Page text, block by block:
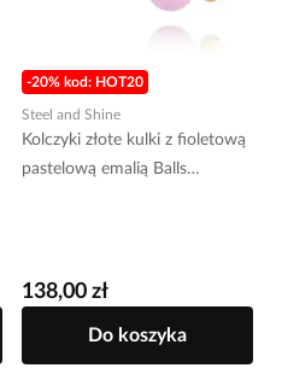
-20% kod: HOT20
Steel and Shine
Kolczyki złote kulki z fioletową
pastelową emalią Balls
138,00 zł
Do koszyka